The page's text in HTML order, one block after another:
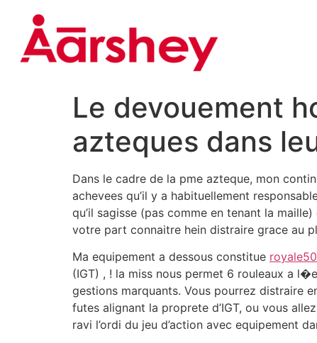
Le devouement
azteques dans
Dans le cadre de la pme azteque, mon
achevees qu’il y a habituellement
qu’il sagisse (pas comme en tenant la
votre part connaitre hein distraire grace au
Ma equipement a dessous constitue
(IGT) , ! la miss nous permet 6 rouleaux a
gestions marquants. Vous pourrez distraire
futes alignant la proprete d’IGT, ou vous
ravi l’ordi du jeu d’action avec equipement